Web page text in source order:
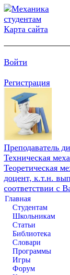
Карта сайта
Войти
Регистрация
Преподаватель
Техническая
Теоретическая
доцент, к.т.н.
соответствии с
Главная
Студентам
Школьникам
Статьи
Библиотека
Словари
Программы
Игры
Форум